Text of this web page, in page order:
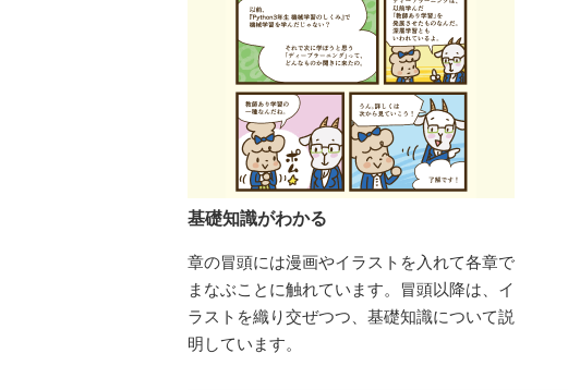
基礎知識がわかる
章の冒頭には漫画やイラストを入れて各章で
まなぶことに触れています。冒頭以降は、イ
ラストを織り交ぜつつ、基礎知識について説
明しています。